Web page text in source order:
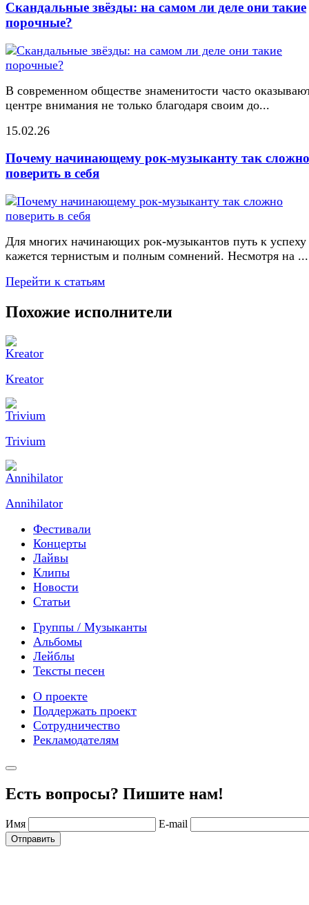
Скандальные звёзды: на самом ли деле они такие
порочные?
В современном обществе знаменитости часто
центре внимания не только благодаря своим до...
15.02.26
Почему начинающему рок-музыканту так сложно
поверить в себя
Для многих начинающих рок-музыкантов путь к успеху
кажется тернистым и полным сомнений. Несмотря на ...
Перейти к статьям
Похожие исполнители
Kreator
Trivium
Annihilator
Фестивали
Концерты
Лайвы
Клипы
Новости
Статьи
Группы / Музыканты
Альбомы
Лейблы
Тексты песен
О проекте
Поддержать проект
Сотрудничество
Рекламодателям
Есть вопросы? Пишите нам!
Имя E-mail